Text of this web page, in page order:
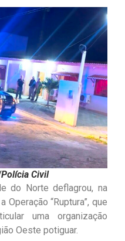
Civil
do Norte deflagrou, na
Operação “Ruptura”, que
uma organização
Oeste potiguar.